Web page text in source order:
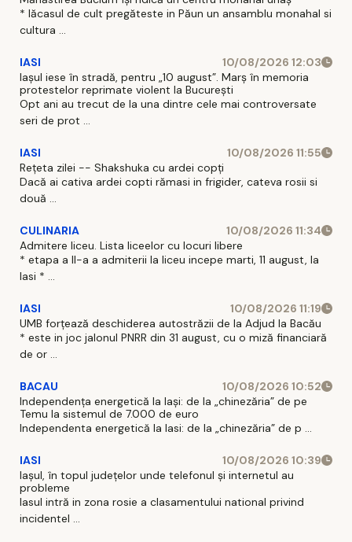
* lăcasul de cult pregăteste in Păun un ansamblu monahal si
cultura ...
IASI
10/08/2026 12:03
Iașul iese în stradă, pentru „10 august”. Marș în memoria
protestelor reprimate violent la București
Opt ani au trecut de la una dintre cele mai controversate
seri de prot ...
IASI
10/08/2026 11:55
Rețeta zilei -- Shakshuka cu ardei copți
Dacă ai cativa ardei copti rămasi in frigider, cateva rosii si
două ...
CULINARIA
10/08/2026 11:34
Admitere liceu. Lista liceelor cu locuri libere
* etapa a II-a a admiterii la liceu incepe marti, 11 august, la
Iasi * ...
IASI
10/08/2026 11:19
UMB forțează deschiderea autostrăzii de la Adjud la Bacău
* este in joc jalonul PNRR din 31 august, cu o miză financiară
de or ...
BACAU
10/08/2026 10:52
Independența energetică la Iași: de la „chinezăria” de pe
Temu la sistemul de 7.000 de euro
Independenta energetică la Iasi: de la „chinezăria” de p ...
IASI
10/08/2026 10:39
Iașul, în topul județelor unde telefonul și internetul au
probleme
Iasul intră in zona rosie a clasamentului national privind
incidentel ...